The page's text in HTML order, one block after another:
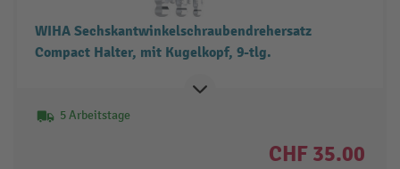
WIHA Sechskantwinkelschraubendrehersatz
Compact Halter, mit Kugelkopf, 9-tlg.
5 Arbeitstage
CHF 35.00